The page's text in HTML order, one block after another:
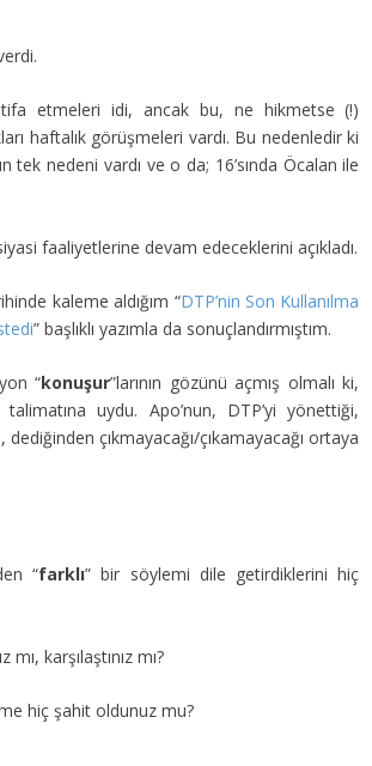
etmeleri idi, ancak bu, ne hikmetse (!)
haftalık görüşmeleri vardı. Bu nedenledir ki
tek nedeni vardı ve o da; 16’sında Öcalan ile
faaliyetlerine devam edeceklerini açıkladı.
kaleme aldığım “DTP’nin Son Kullanılma
” başlıklı yazımla da sonuçlandırmıştım.
“konuşur”larının gözünü açmış olmalı ki,
uydu. Apo’nun, DTP’yi yönettiği,
dediğinden çıkmayacağı/çıkamayacağı ortaya
“farklı” bir söylemi dile getirdiklerini hiç
karşılaştınız mı?
hiç şahit oldunuz mu?